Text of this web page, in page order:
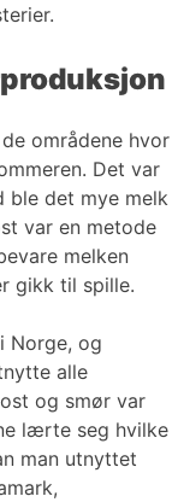
områdene hvor
Det var
ble det mye melk
var en metode
melken
gikk til spille.
Norge, og
alle
og smør var
lærte seg hvilke
man utnyttet